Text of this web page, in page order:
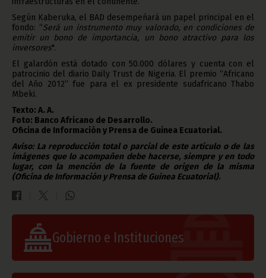
Según Kaberuka, el BAD desempeñará un papel principal en el
fondo: “Será un instrumento muy valorado, en condiciones de
emitir un bono de importancia, un bono atractivo para los
inversores".
El galardón está dotado con 50.000 dólares y cuenta con el
patrocinio del diario Daily Trust de Nigeria. El premio “Africano
del Año 2012” fue para el ex presidente sudafricano Thabo
Mbeki.
Texto: A. A.
Foto: Banco Africano de Desarrollo.
Oficina de Información y Prensa de Guinea Ecuatorial.
Aviso: La reproducción total o parcial de este artículo o de las
imágenes que lo acompañen debe hacerse, siempre y en todo
lugar, con la mención de la fuente de origen de la misma
(Oficina de Información y Prensa de Guinea Ecuatorial).
Gobierno e Instituciones